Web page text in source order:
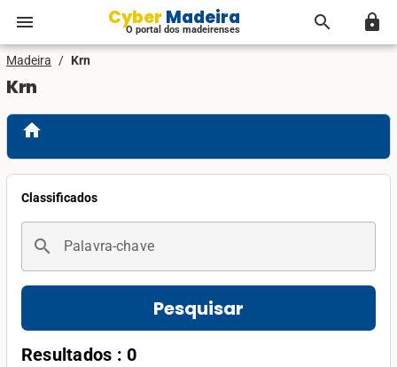
menu Cyber Madeira
O portal dos madeirenses search lock
Madeira / Krn
Krn
home
Classificados
search Palavra-chave
Pesquisar
Resultados : 0